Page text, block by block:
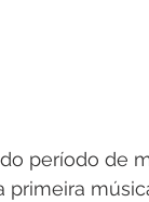
período de